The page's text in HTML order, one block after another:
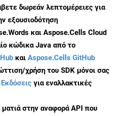
δωρεάν λεπτομέρειες για
εξουσιοδότηση
και Aspose.Cells Cloud
κώδικα Java από το
και Aspose.Cells GitHub
χρήση του SDK μόνοι σας
Εκδόσεις για εναλλακτικές
ματιά στην αναφορά API που